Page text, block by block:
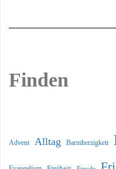
Finden
Advent Alltag Barmherzigkeit